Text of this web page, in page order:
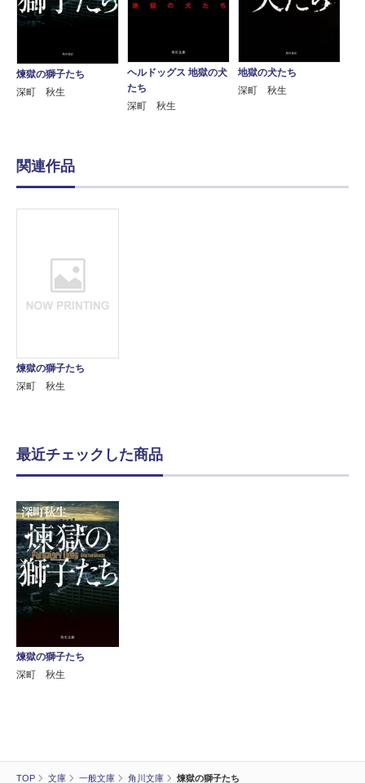
TOP 文庫 一般文庫 角川文庫 煉獄の獅子たち
煉獄の獅子たち
深町 秋生
ヘルドッグス 地獄の犬
たち
深町 秋生
地獄の犬たち
深町 秋生
関連作品
煉獄の獅子たち
深町 秋生
最近チェックした商品
煉獄の獅子たち
深町 秋生